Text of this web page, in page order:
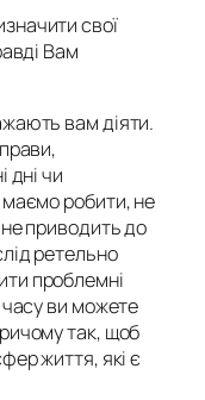
свої
Вам
вам діяти.
дні чи
робити, не
приводить до
ретельно
проблемні
часу ви можете
так, щоб
життя, які є